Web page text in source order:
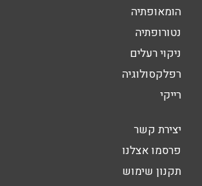
הומאופתיה
נטורופתיה
ניקוי רעלים
רפלקסולוגיה
רייקי
יצירת קשר
פרסמו אצלנו
תקנון שימוש